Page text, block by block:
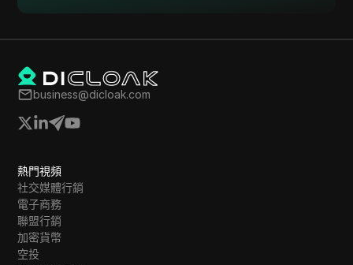
Walmart Marketplace
Wayfair
WeChat
Western Union
WhatsApp Business
business@dicloak.com
熱門視頻
社交媒體行銷
電子商務
聯盟行銷
加密貨幣
空投